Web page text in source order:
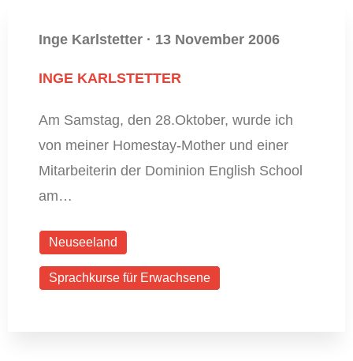
Inge Karlstetter · 13 November 2006
INGE KARLSTETTER
Am Samstag, den 28.Oktober, wurde ich
von meiner Homestay-Mother und einer
Mitarbeiterin der Dominion English School
am…
Neuseeland
Sprachkurse für Erwachsene